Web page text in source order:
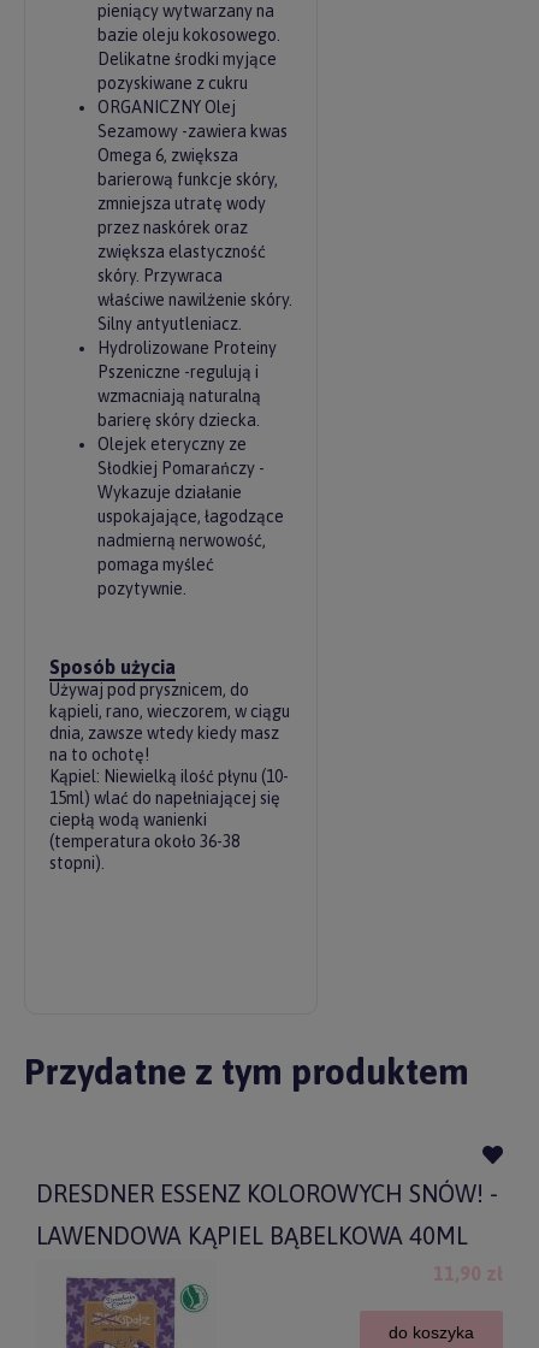
pieniący wytwarzany na
bazie oleju kokosowego.
Delikatne środki myjące
pozyskiwane z cukru
ORGANICZNY Olej
Sezamowy -zawiera kwas
Omega 6, zwiększa
barierową funkcje skóry,
zmniejsza utratę wody
przez naskórek oraz
zwiększa elastyczność
skóry. Przywraca
właściwe nawilżenie skóry.
Silny antyutleniacz.
Hydrolizowane Proteiny
Pszeniczne -regulują i
wzmacniają naturalną
barierę skóry dziecka.
Olejek eteryczny ze
Słodkiej Pomarańczy -
Wykazuje działanie
uspokajające, łagodzące
nadmierną nerwowość,
pomaga myśleć
pozytywnie.
Sposób użycia
Używaj pod prysznicem, do
kąpieli, rano, wieczorem, w ciągu
dnia, zawsze wtedy kiedy masz
na to ochotę!
Kąpiel: Niewielką ilość płynu (10-
15ml) wlać do napełniającej się
ciepłą wodą wanienki
(temperatura około 36-38
stopni).
Przydatne z tym produktem
DRESDNER ESSENZ KOLOROWYCH SNÓW! -
LAWENDOWA KĄPIEL BĄBELKOWA 40ML
11,90 zł
do koszyka